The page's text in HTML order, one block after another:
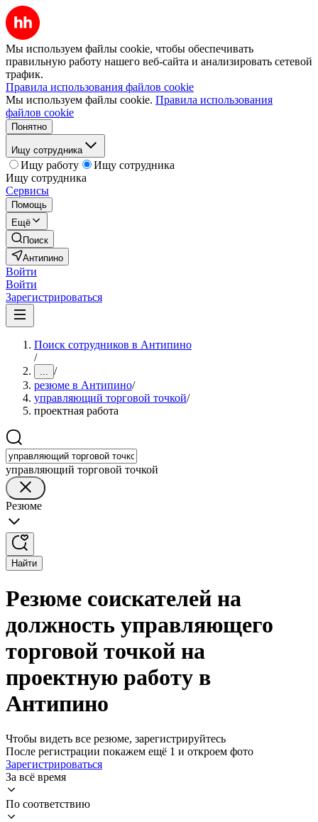
Мы используем файлы cookie, чтобы обеспечивать
правильную работу нашего веб-сайта и анализировать сетевой
трафик.
Правила использования файлов cookie
Мы используем файлы cookie. Правила использования
файлов cookie
Понятно
Ищу сотрудника
Ищу работу
Ищу сотрудника
Ищу сотрудника
Сервисы
Помощь
Ещё
Поиск
Антипино
Войти
Войти
Зарегистрироваться
Поиск сотрудников в Антипино
/
... /
резюме в Антипино/
управляющий торговой точкой/
проектная работа
управляющий торговой точкой
Резюме
Найти
Резюме соискателей на
должность управляющего
торговой точкой на
проектную работу в
Антипино
Чтобы видеть все резюме, зарегистрируйтесь
После регистрации покажем ещё 1 и откроем фото
Зарегистрироваться
За всё время
По соответствию